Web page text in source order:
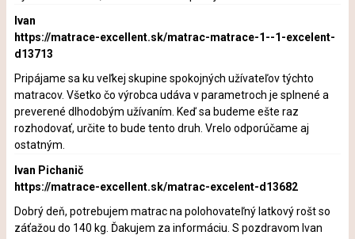
Ivan
https://matrace-excellent.sk/matrac-matrace-1--1-excelent-
d13713
Pripájame sa ku veľkej skupine spokojných užívateľov týchto
matracov. Všetko čo výrobca udáva v parametroch je splnené a
preverené dlhodobým užívaním. Keď sa budeme ešte raz
rozhodovať, určite to bude tento druh. Vrelo odporúčame aj
ostatným.
Ivan Pichanič
https://matrace-excellent.sk/matrac-excelent-d13682
Dobrý deň, potrebujem matrac na polohovateľný latkový rošt so
záťažou do 140 kg. Ďakujem za informáciu. S pozdravom Ivan